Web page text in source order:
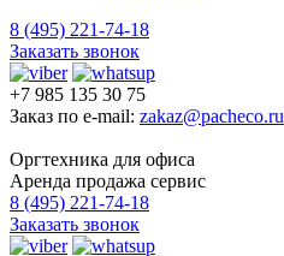
8 (495) 221-74-18
Заказать звонок
+7 985 135 30 75
Заказ по e-mail: zakaz@pacheco.ru
Оргтехника для офиса
Аренда продажа сервис
8 (495) 221-74-18
Заказать звонок